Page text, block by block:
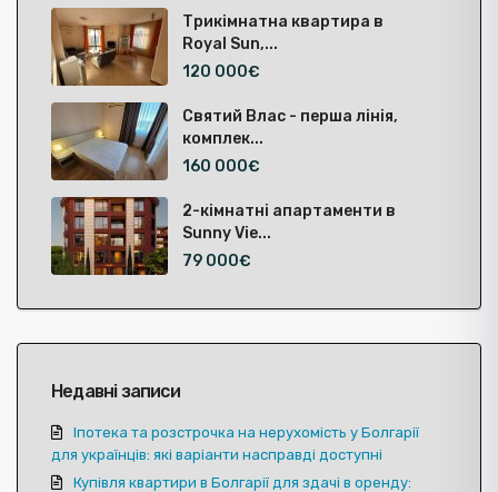
Трикімнатна квартира в
Royal Sun,...
120 000€
Святий Влас - перша лінія,
комплек...
160 000€
2-кімнатні апартаменти в
Sunny Vie...
79 000€
Недавні записи
Іпотека та розстрочка на нерухомість у Болгарії
для українців: які варіанти насправді доступні
Купівля квартири в Болгарії для здачі в оренду: